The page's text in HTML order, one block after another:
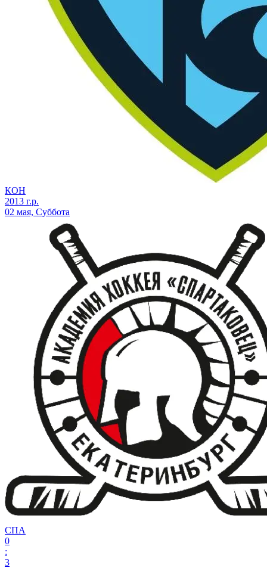
КОН
2013 г.р.
02 мая, Суббота
СПА
0
:
3